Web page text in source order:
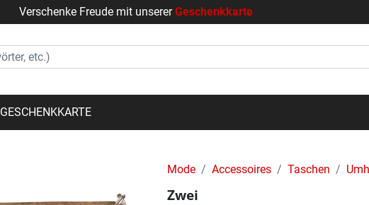
Verschenke Freude mit unsererGeschenkkarte
GESCHENKKARTE
Mode Accessoires Taschen
Zwei